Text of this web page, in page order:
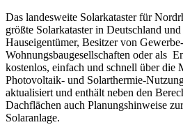
Das landesweite Solarkataster für
größte Solarkataster in Deutschland
Hauseigentümer, Besitzer von
Wohnungsbaugesellschaften oder als
kostenlos, einfach und schnell über die
Photovoltaik- und Solarthermie-
aktualisiert und enthält neben den
Dachflächen auch Planungshinweise
Solaranlage.